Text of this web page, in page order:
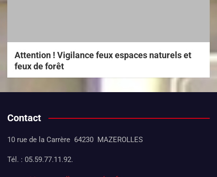
Attention ! Vigilance feux espaces naturels et
feux de forêt
Contact
10 rue de la Carrère 64230 MAZEROLLES
Tél. : 05.59.77.11.92.